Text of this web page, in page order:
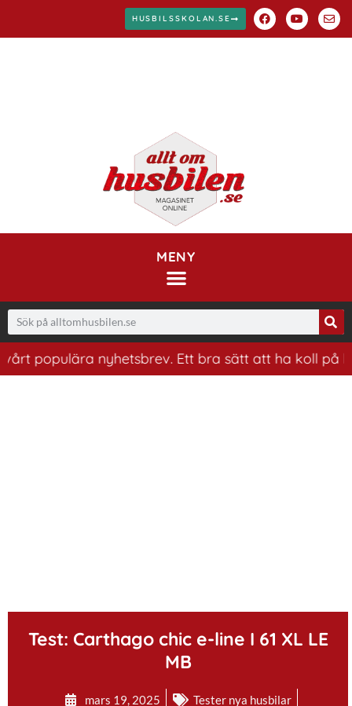
HUSBILSSKOLAN.SE
MENY
nyhetsbrev. Ett bra sätt att ha koll på
Test: Carthago chic e-line I 61 XL LE
MB
mars 19, 2025
Tester nya husbilar